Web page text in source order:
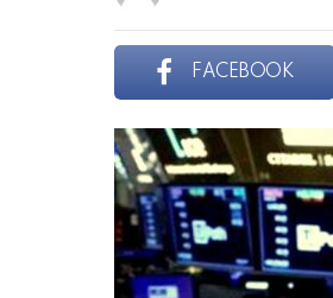
FACEBOOK